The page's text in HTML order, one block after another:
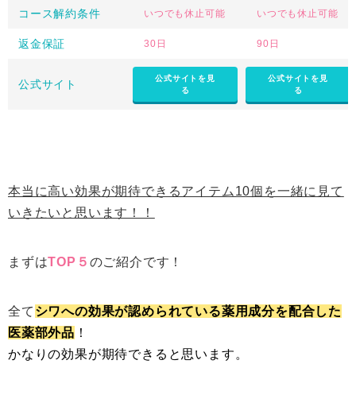
コース解約条件 いつでも休止可能 いつでも休止可能
返金保証 30日 90日
公式サイト
公式サイトを見
る
公式サイトを見
る
本当に高い効果が期待できるアイテム10個を一緒に見て
いきたいと思います！！
まずはTOP５ のご紹介です！
全て シワへの効果が認められている薬用成分を配合した
医薬部外品 ！
かなりの効果が期待できると思います。